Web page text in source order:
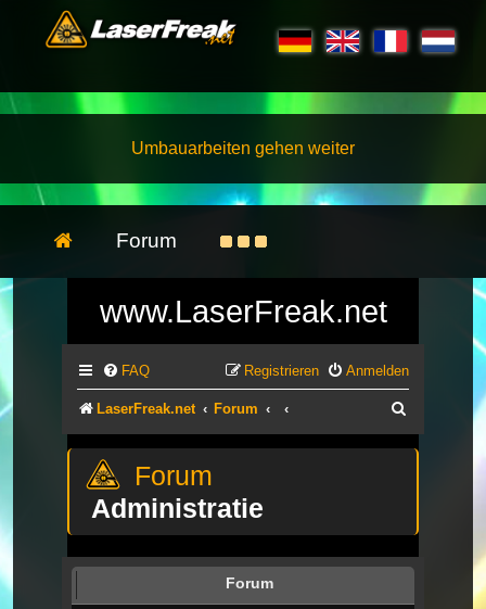
Umbauarbeiten gehen weiter
Forum
www.LaserFreak.net
FAQ Anmelden
Registrieren
LaserFreak.net Forum
Administratie
Forum